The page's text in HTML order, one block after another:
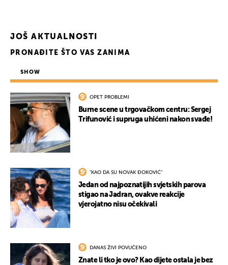
JOŠ AKTUALNOSTI
PRONAĐITE ŠTO VAS ZANIMA
SHOW
OPET PROBLEMI
Burne scene u trgovačkom centru: Sergej
Trifunović i supruga uhićeni nakon svađe!
"KAO DA SU NOVAK ĐOKOVIĆ"
Jedan od najpoznatijih svjetskih parova
stigao na Jadran, ovakve reakcije
vjerojatno nisu očekivali
DANAS ŽIVI POVUČENO
Znate li tko je ovo? Kao dijete ostala je bez